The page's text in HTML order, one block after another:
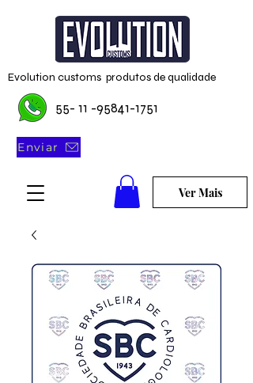
55- 11 -95841-1751
Enviar
Ver Mais
Evolution customs produtos de qualidade